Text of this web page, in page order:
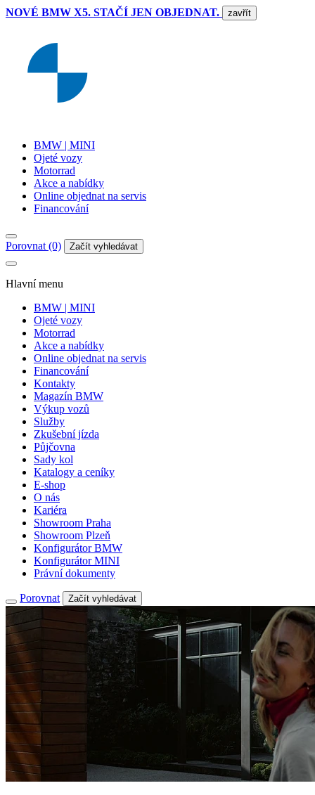
NOVÉ BMW X5. STAČÍ JEN OBJEDNAT. zavřít
BMW | MINI
Ojeté vozy
Motorrad
Akce a nabídky
Online objednat na servis
Financování
Porovnat (0) Začít vyhledávat
Hlavní menu
BMW | MINI
Ojeté vozy
Motorrad
Akce a nabídky
Online objednat na servis
Financování
Kontakty
Magazín BMW
Výkup vozů
Služby
Zkušební jízda
Půjčovna
Sady kol
Katalogy a ceníky
E-shop
O nás
Kariéra
Showroom Praha
Showroom Plzeň
Konfigurátor BMW
Konfigurátor MINI
Právní dokumenty
Porovnat Začít vyhledávat